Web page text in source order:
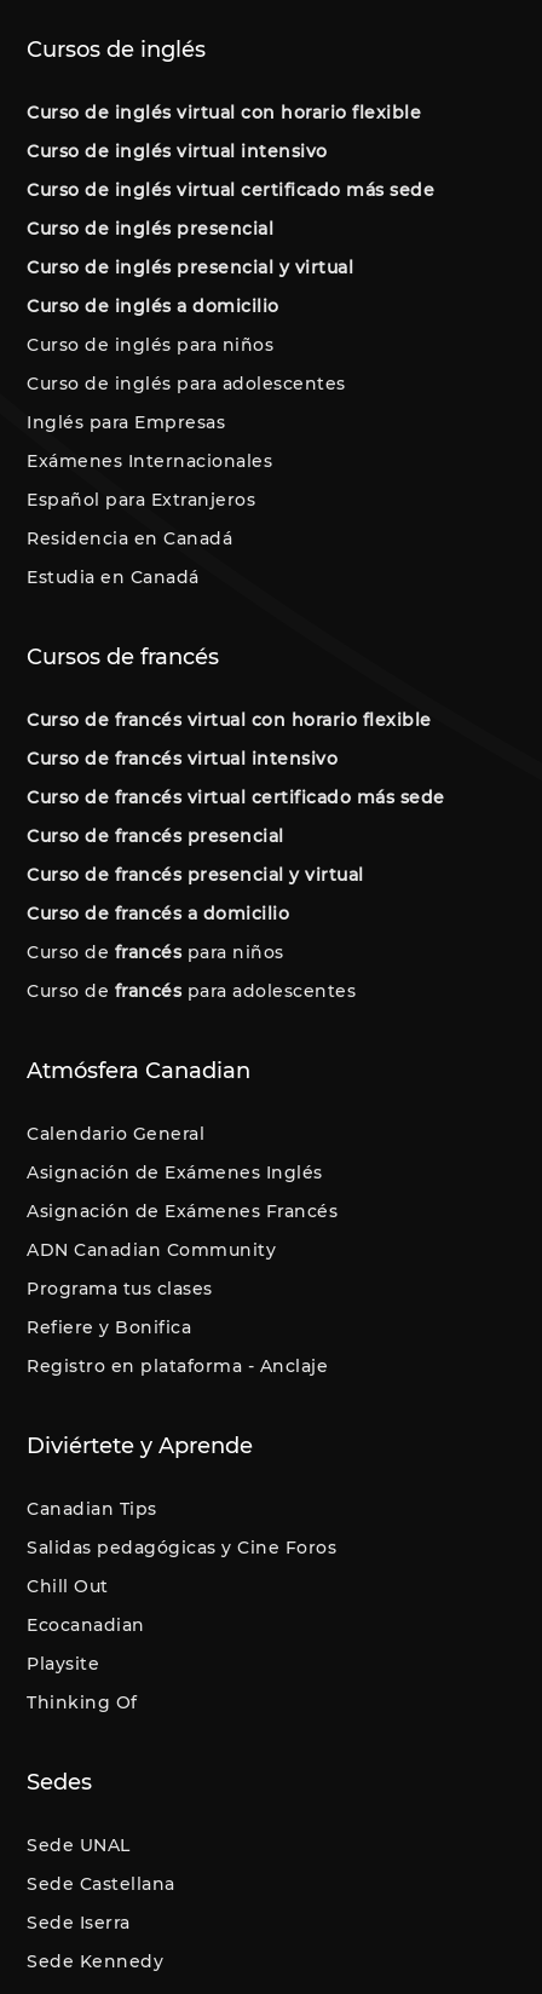
Cursos de inglés
Curso de inglés virtual con horario flexible
Curso de inglés virtual intensivo
Curso de inglés virtual certificado más sede
Curso de inglés presencial
Curso de inglés presencial y virtual
Curso de inglés a domicilio
Curso de inglés para niños
Curso de inglés para adolescentes
Inglés para Empresas
Exámenes Internacionales
Español para Extranjeros
Residencia en Canadá
Estudia en Canadá
Cursos de francés
Curso de francés virtual con horario flexible
Curso de francés virtual intensivo
Curso de francés virtual certificado más sede
Curso de francés presencial
Curso de francés presencial y virtual
Curso de francés a domicilio
Curso de francéspara niños
Curso de francéspara adolescentes
Atmósfera Canadian
Calendario General
Asignación de Exámenes Inglés
Asignación de Exámenes Francés
ADN Canadian Community
Programa tus clases
Refiere y Bonifica
Registro en plataforma - Anclaje
Diviértete y Aprende
Canadian Tips
Salidas pedagógicas y Cine Foros
Chill Out
Ecocanadian
Playsite
Thinking Of
Sedes
Sede UNAL
Sede Castellana
Sede Iserra
Sede Kennedy